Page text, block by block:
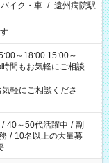
イク・車 / 遠州病院駅
軽にご相談くださ
/ 40～50代活躍中 / 副
/ 10名以上の大量募